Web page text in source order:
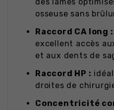
osseuse sans
Raccord CA long :
excellent accès
et aux dents de
Raccord HP :
droites de
Concentricité